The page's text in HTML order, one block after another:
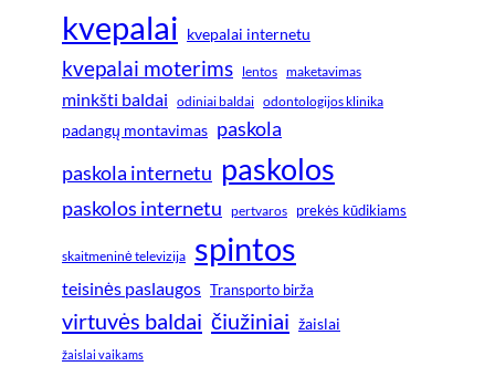
kvepalai kvepalai internetu
kvepalai moterims lentos maketavimas
minkšti baldai odiniai baldai odontologijos klinika
padangų montavimas paskola
paskola internetu paskolos
paskolos internetu pertvaros prekės kūdikiams
skaitmeninė televizija spintos
teisinės paslaugos Transporto birža
virtuvės baldai čiužiniai žaislai
žaislai vaikams